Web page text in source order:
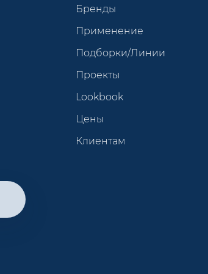
Бренды
Применение
Подборки/Линии
Проекты
Lookbook
Цены
Клиентам